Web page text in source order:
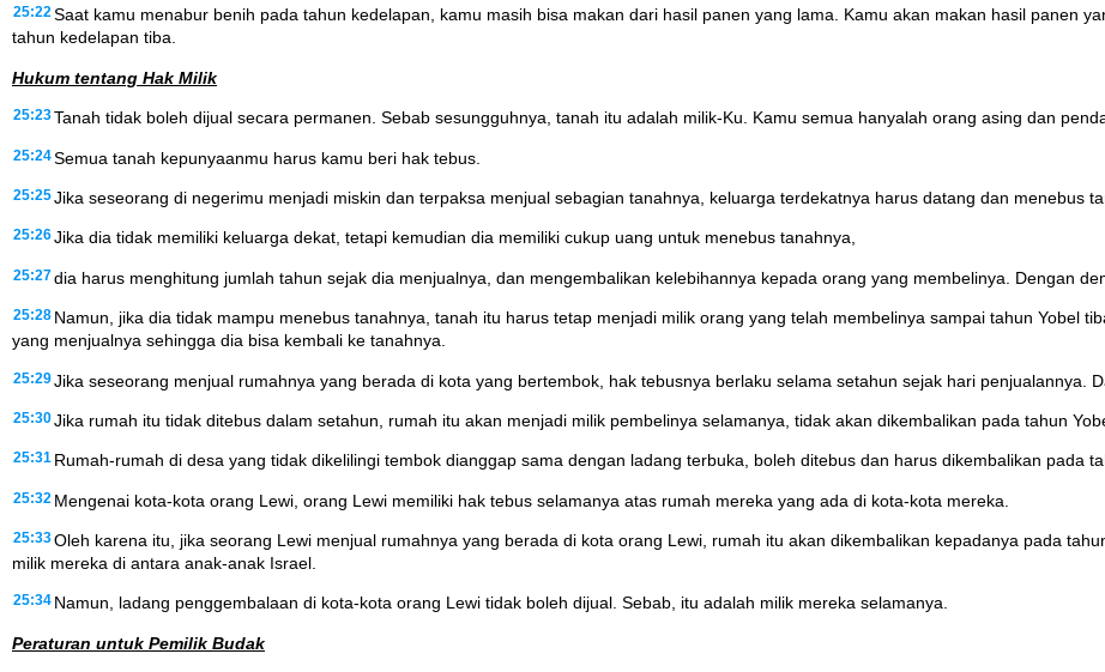
25:22 Saat kamu menabur benih pada tahun kedelapan, kamu masih bisa makan dari hasil panen yang lama. Kamu akan makan hasil panen
tahun kedelapan tiba.
Hukum tentang Hak Milik
25:23Tanah tidak boleh dijual secara permanen. Sebab sesungguhnya, tanah itu adalah milik-Ku. Kamu semua hanyalah orang asing dan
25:24Semua tanah kepunyaanmu harus kamu beri hak tebus.
25:25Jika seseorang di negerimu menjadi miskin dan terpaksa menjual sebagian tanahnya, keluarga terdekatnya harus datang dan menebus
25:26Jika dia tidak memiliki keluarga dekat, tetapi kemudian dia memiliki cukup uang untuk menebus tanahnya,
25:27dia harus menghitung jumlah tahun sejak dia menjualnya, dan mengembalikan kelebihannya kepada orang yang membelinya. Dengan
25:28 Namun, jika dia tidak mampu menebus tanahnya, tanah itu harus tetap menjadi milik orang yang telah membelinya sampai tahun Yobel
yang menjualnya sehingga dia bisa kembali ke tanahnya.
25:29Jika seseorang menjual rumahnya yang berada di kota yang bertembok, hak tebusnya berlaku selama setahun sejak hari penjualannya.
25:30Jika rumah itu tidak ditebus dalam setahun, rumah itu akan menjadi milik pembelinya selamanya, tidak akan dikembalikan pada tahun
25:31 Rumah-rumah di desa yang tidak dikelilingi tembok dianggap sama dengan ladang terbuka, boleh ditebus dan harus dikembalikan pada
25:32 Mengenai kota-kota orang Lewi, orang Lewi memiliki hak tebus selamanya atas rumah mereka yang ada di kota-kota mereka.
25:33Oleh karena itu, jika seorang Lewi menjual rumahnya yang berada di kota orang Lewi, rumah itu akan dikembalikan kepadanya pada
milik mereka di antara anak-anak Israel.
25:34 Namun, ladang penggembalaan di kota-kota orang Lewi tidak boleh dijual. Sebab, itu adalah milik mereka selamanya.
Peraturan untuk Pemilik Budak